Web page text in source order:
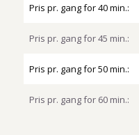
Pris pr. gang for 40 min.:
Pris pr. gang for 45 min.:
Pris pr. gang for 50 min.:
Pris pr. gang for 60 min.: